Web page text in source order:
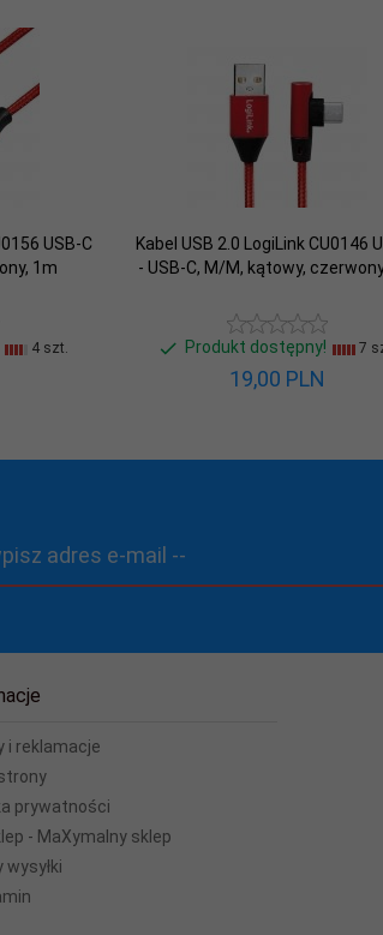
Nie
USB-C
1m
4 szt.
Kabel USB 2.0 LogiLink CU0146
- USB-C, M/M, kątowy,
Produkt dostępny! 7
19,00 PLN
adres e-mail --
i reklamacje
prywatności
- MaXymalny sklep
wysyłki